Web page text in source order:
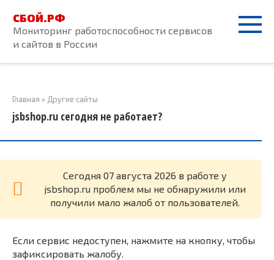
контенту
СБОЙ.РФ
Мониторинг работоспособности сервисов
и сайтов в России
Главная » Другие сайты
jsbshop.ru сегодня не работает?
Cегодня 07 августа 2026 в работе у
jsbshop.ru проблем мы не обнаружили или
получили мало жалоб от пользователей.
Если сервис недоступен, нажмите на кнопку, чтобы
зафиксировать жалобу.